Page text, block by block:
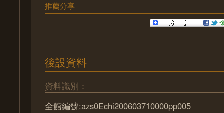
推薦分享
後設資料
資料識別：
全館編號:azs0Echi200603710000pp005